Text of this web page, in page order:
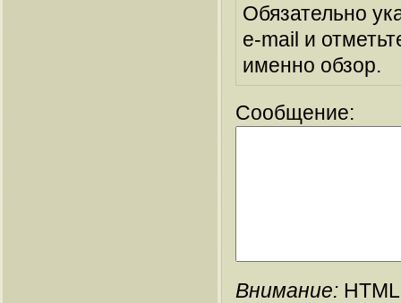
Обязательно
e-mail и
именно обзор.
Сообщение:
Внимание: